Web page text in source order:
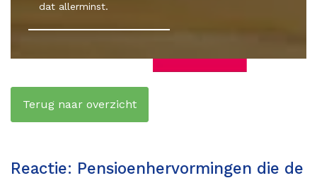
dat allerminst.
Terug naar overzicht
Reactie: Pensioenhervormingen die de